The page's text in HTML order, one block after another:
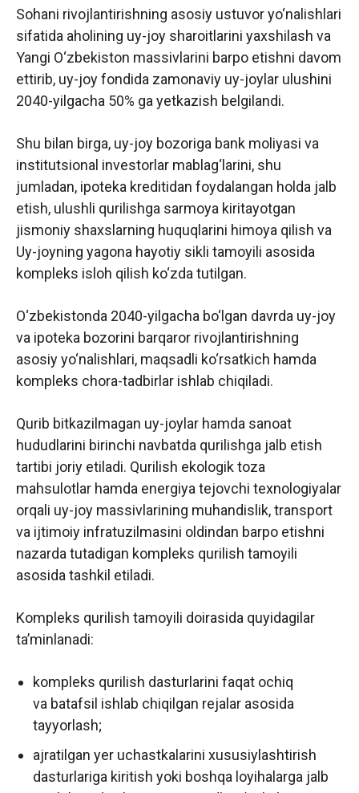
Sohani rivojlantirishning asosiy ustuvor yo‘nalishlari
sifatida aholining uy-joy sharoitlarini yaxshilash va
Yangi O‘zbekiston massivlarini barpo etishni davom
ettirib, uy-joy fondida zamonaviy uy-joylar ulushini
2040-yilgacha 50% ga yetkazish belgilandi.
Shu bilan birga, uy-joy bozoriga bank moliyasi va
institutsional investorlar mablag‘larini, shu
jumladan, ipoteka kreditidan foydalangan holda jalb
etish, ulushli qurilishga sarmoya kiritayotgan
jismoniy shaxslarning huquqlarini himoya qilish va
Uy-joyning yagona hayotiy sikli tamoyili asosida
kompleks isloh qilish ko‘zda tutilgan.
O‘zbekistonda 2040-yilgacha bo‘lgan davrda uy-joy
va ipoteka bozorini barqaror rivojlantirishning
asosiy yo‘nalishlari, maqsadli ko‘rsatkich hamda
kompleks chora-tadbirlar ishlab chiqiladi.
Qurib bitkazilmagan uy-joylar hamda sanoat
hududlarini birinchi navbatda qurilishga jalb etish
tartibi joriy etiladi. Qurilish ekologik toza
mahsulotlar hamda energiya tejovchi texnologiyalar
orqali uy-joy massivlarining muhandislik, transport
va ijtimoiy infratuzilmasini oldindan barpo etishni
nazarda tutadigan kompleks qurilish tamoyili
asosida tashkil etiladi.
Kompleks qurilish tamoyili doirasida quyidagilar
ta’minlanadi:
kompleks qurilish dasturlarini faqat ochiq
va batafsil ishlab chiqilgan rejalar asosida
tayyorlash;
ajratilgan yer uchastkalarini xususiylashtirish
dasturlariga kiritish yoki boshqa loyihalarga jalb